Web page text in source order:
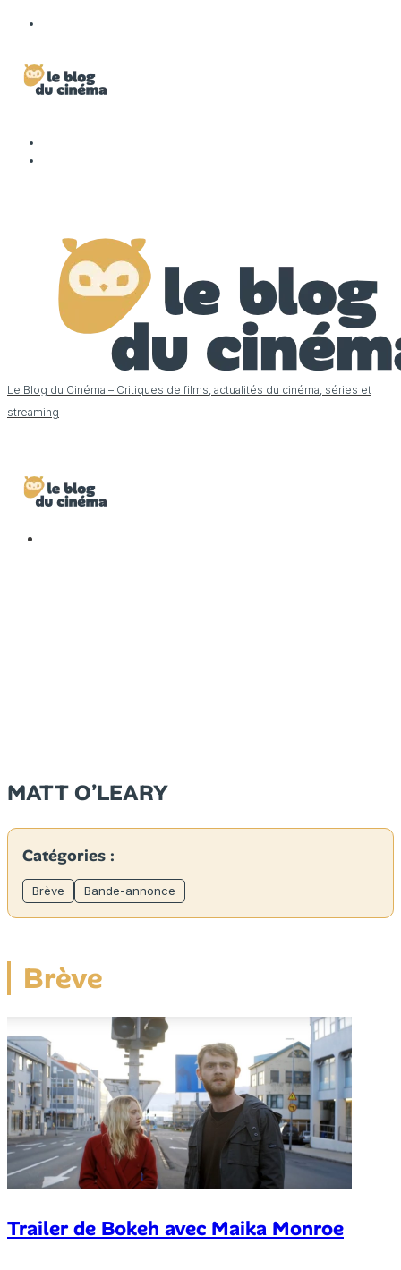
Le Blog du Cinéma – Critiques de films, actualités du cinéma, séries et
streaming
MATT O’LEARY
Catégories :
Brève Bande-annonce
Brève
Trailer de Bokeh avec Maika Monroe